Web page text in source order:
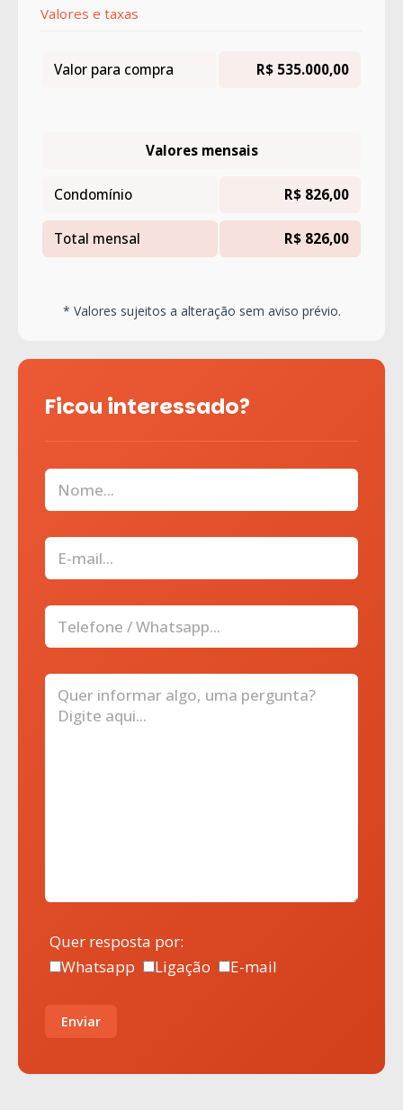
Valores e taxas
Valor para compra R$ 535.000,00
Valores mensais
Condomínio R$ 826,00
Total mensal R$ 826,00
* Valores sujeitos a alteração sem aviso prévio.
Ficou interessado?
Quer resposta por:
Whatsapp
Ligação E-mail
Enviar